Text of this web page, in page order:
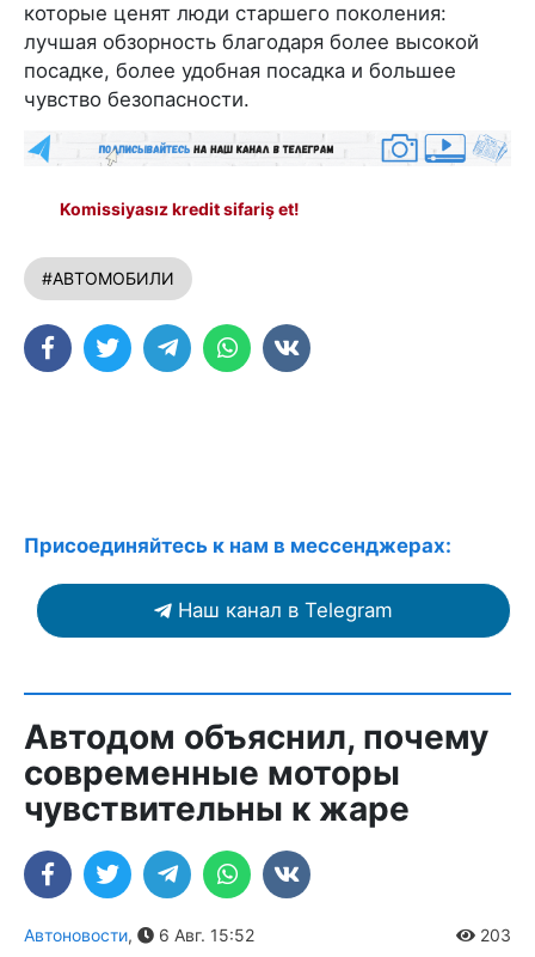
которые ценят люди старшего поколения:
лучшая обзорность благодаря более высокой
посадке, более удобная посадка и большее
чувство безопасности.
Komissiyasız kredit sifariş et!
#АВТОМОБИЛИ
Присоединяйтесь к нам в мессенджерах:
Наш канал в Telegram
Автодом объяснил, почему
современные моторы
чувствительны к жаре
Автоновости, 6 Авг. 15:52 203